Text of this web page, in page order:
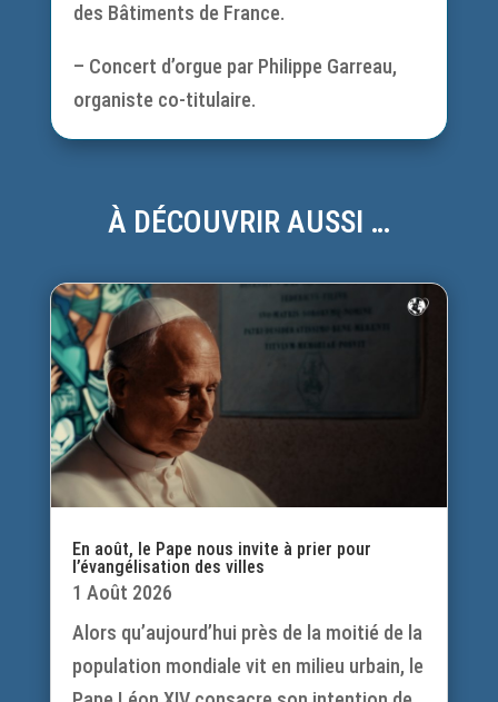
des Bâtiments de France.
– Concert d’orgue par Philippe Garreau,
organiste co-titulaire.
À DÉCOUVRIR AUSSI …
En août, le Pape nous invite à prier pour
l’évangélisation des villes
1 Août 2026
Alors qu’aujourd’hui près de la moitié de la
population mondiale vit en milieu urbain, le